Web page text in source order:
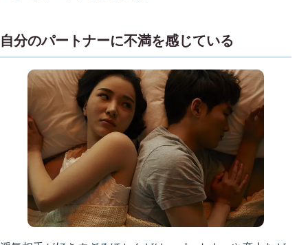
自分のパートナーに不満を感じている